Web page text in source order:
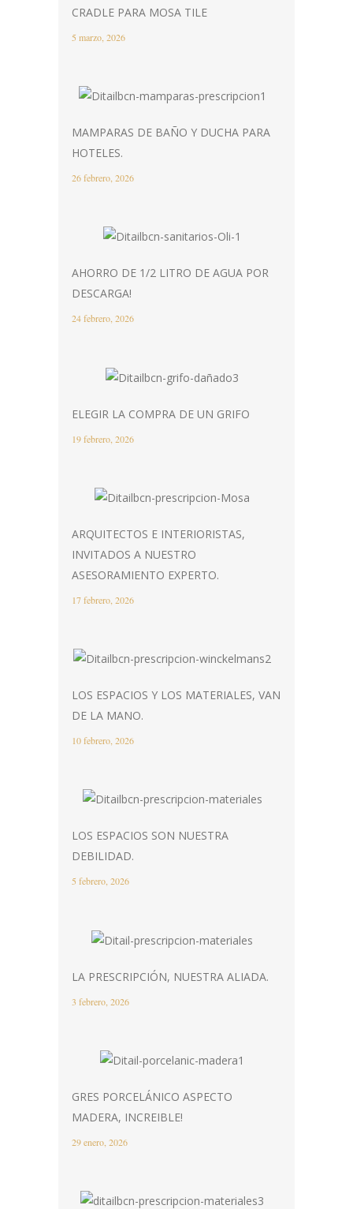
CRADLE PARA MOSA TILE
5 marzo, 2026
MAMPARAS DE BAÑO Y DUCHA PARA
HOTELES.
26 febrero, 2026
AHORRO DE 1/2 LITRO DE AGUA POR
DESCARGA!
24 febrero, 2026
ELEGIR LA COMPRA DE UN GRIFO
19 febrero, 2026
ARQUITECTOS E INTERIORISTAS,
INVITADOS A NUESTRO
ASESORAMIENTO EXPERTO.
17 febrero, 2026
LOS ESPACIOS Y LOS MATERIALES, VAN
DE LA MANO.
10 febrero, 2026
LOS ESPACIOS SON NUESTRA
DEBILIDAD.
5 febrero, 2026
LA PRESCRIPCIÓN, NUESTRA ALIADA.
3 febrero, 2026
GRES PORCELÁNICO ASPECTO
MADERA, INCREIBLE!
29 enero, 2026